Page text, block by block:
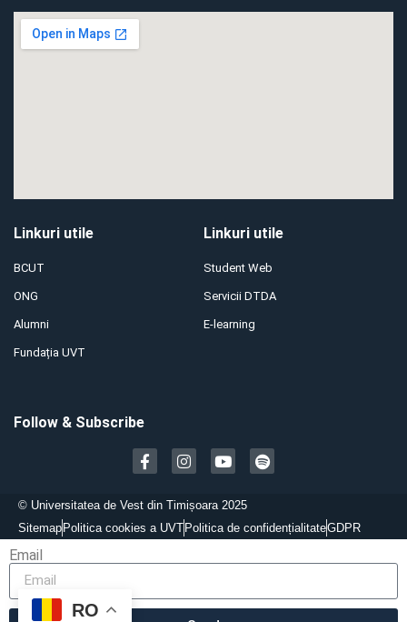
Linkuri utile
BCUT
ONG
Alumni
Fundația UVT
Linkuri utile
Student Web
Servicii DTDA
E-learning
Follow & Subscribe
© Universitatea de Vest din Timișoara 2025
SitemapPolitica cookies a UVTPolitica de confidențialitateGDPR
Email
RO